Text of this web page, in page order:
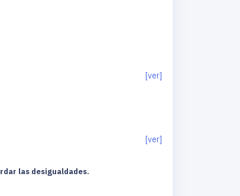
[ver]
[ver]
las desigualdades.